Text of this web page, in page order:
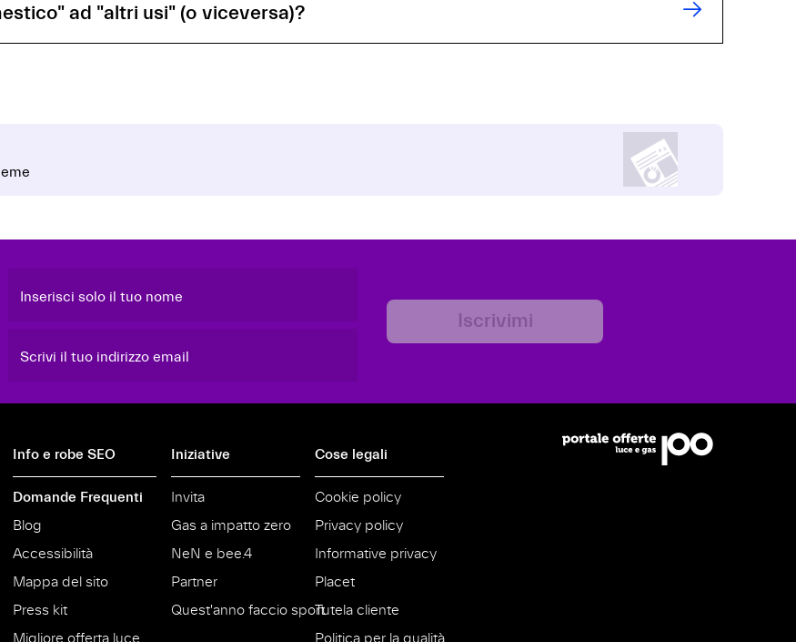
ad "altri usi" (o viceversa)?
Inserisci solo il tuo nome
Scrivi il tuo indirizzo email
Iscrivimi
Info e robe SEO
Domande Frequenti
Blog
Accessibilità
Mappa del sito
Press kit
Migliore offerta luce
Iniziative
Invita
Gas a impatto zero
NeN e bee.4
Partner
Quest'anno faccio sport
Cose legali
Cookie policy
Privacy policy
Informative privacy
Placet
Tutela cliente
Politica per la qualità